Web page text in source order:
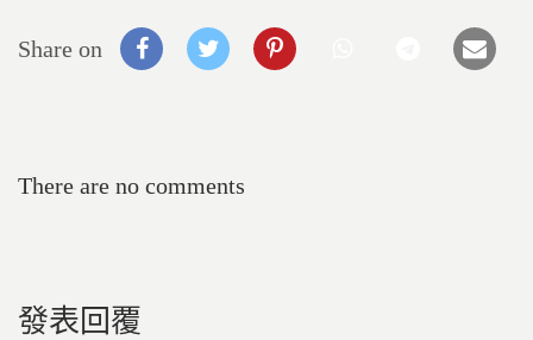
Share on
There are no comments
發表回覆